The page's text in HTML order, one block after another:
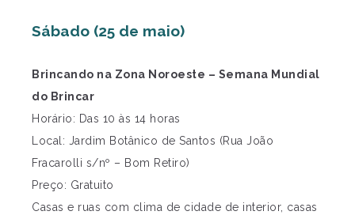
Sábado (25 de maio)
Brincando na Zona Noroeste – Semana Mundial
do Brincar
Horário: Das 10 às 14 horas
Local: Jardim Botânico de Santos (Rua João
Fracarolli s/nº – Bom Retiro)
Preço: Gratuito
Casas e ruas com clima de cidade de interior, casas